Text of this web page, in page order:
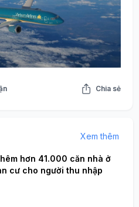
Chia sẻ
Xem thêm
hơn 41.000 căn nhà ở
cư cho người thu nhập